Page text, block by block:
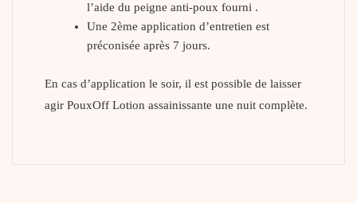
l’aide du peigne anti-poux fourni .
Une 2ème application d’entretien est
préconisée après 7 jours.
En cas d’application le soir, il est possible de laisser
agir PouxOff Lotion assainissante une nuit complète.